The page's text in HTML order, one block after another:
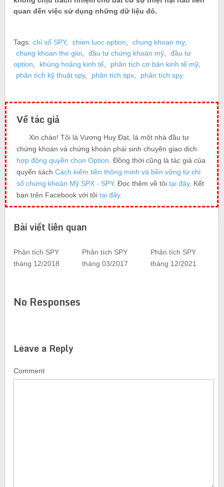
quan đến việc sử dụng những dữ liệu đó.
Tags: chỉ số SPY, chien luoc option chung khoan my,
chung khoan the gioi
đầu tư chứng khoán mỹ
đầu tư
option
khủng hoảng kinh tế phân tích cơ bản kinh tế mỹ
phân tích kỹ thuật spy, phân tích spx phân tích spy
Về tác giả
Xin chào! Tôi là Vương Huy Đạt, là một nhà đầu tư
chứng khoán và chứng khoán phái sinh chuyên giao dịch
hợp động quyền chọn Option . Đồng thời cũng là tác giả của
quyển sách Cách kiếm tiền thông minh và bền vững từ chỉ
số chứng khoán Mỹ SPX - SPY. Đọc thêm về tôi tại đây. Kết
bạn trên Facebook với tôi tại đây.
Bài viết liên quan
Phân tích SPY
tháng 12/2018
Phân tích SPY
tháng 03/2017
Phân tích SPY
tháng 12/2021
No Responses
Leave a Reply
Comment